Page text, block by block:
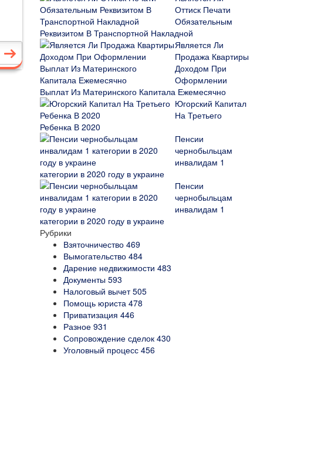
Оттиск Печати
Обязательным
Реквизитом В Транспортной Накладной
Является Ли
Продажа Квартиры
Доходом При
Оформлении
Выплат Из Материнского Капитала Ежемесячно
Югорский Капитал
На Третьего
Ребенка В 2020
Пенсии
чернобыльцам
инвалидам 1
категории в 2020 году в украине
Пенсии
чернобыльцам
инвалидам 1
категории в 2020 году в украине
Рубрики
Взяточничество 469
Вымогательство 484
Дарение недвижимости 483
Документы 593
Налоговый вычет505
Помощь юриста 478
Приватизация 446
Разное 931
Сопровождение сделок 430
Уголовный процесс 456